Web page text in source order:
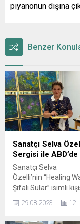
piyanonun dışına
Benzer
Sanatçı Selva
Sergisi ile ABD’de
Sanatçı Selva
Özelli’nin “Healing
Şifalı Sular” isimli
tarihinde Amerika
29.08.2023 12